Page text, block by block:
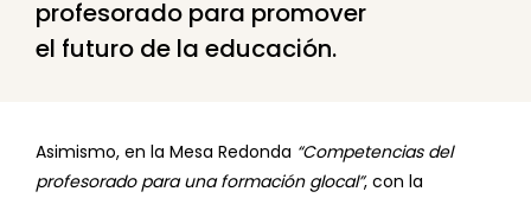
profesorado para promover
el futuro de la educación.
Asimismo, en la Mesa Redonda “Competencias del
profesorado para una formación glocal”, con la